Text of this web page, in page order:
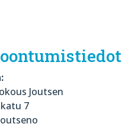
Joutsen
7